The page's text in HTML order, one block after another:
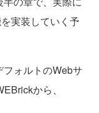
実装していく予
ォルトのWebサ
から、